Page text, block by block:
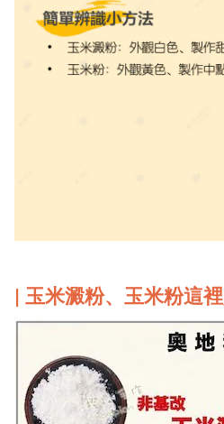
| 玉米澱粉、玉米粉這